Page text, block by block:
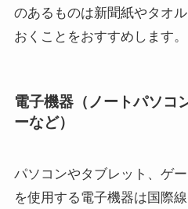
のあるものは新聞紙やタオ
おくことをおすすめします。
電子機器（ノートパソコ
ーなど）
パソコンやタブレット、ゲ
を使用する電子機器は国際